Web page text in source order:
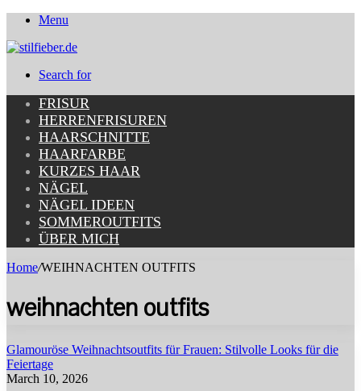
Menu
Search for
FRISUR
HERRENFRISUREN
HAARSCHNITTE
HAARFARBE
KURZES HAAR
NÄGEL
NÄGEL IDEEN
SOMMEROUTFITS
ÜBER MICH
Home/WEIHNACHTEN OUTFITS
weihnachten outfits
Glamouröse Weihnachtsoutfits für Frauen: Stilvolle Looks für die
Feiertage
March 10, 2026